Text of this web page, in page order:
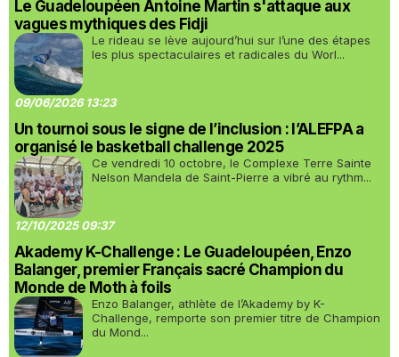
Le Guadeloupéen Antoine Martin s'attaque aux
vagues mythiques des Fidji
Le rideau se lève aujourd’hui sur l’une des étapes
les plus spectaculaires et radicales du Worl...
09/06/2026 13:23
Un tournoi sous le signe de l’inclusion : l’ALEFPA a
organisé le basketball challenge 2025
Ce vendredi 10 octobre, le Complexe Terre Sainte
Nelson Mandela de Saint-Pierre a vibré au rythm...
12/10/2025 09:37
Akademy K-Challenge : Le Guadeloupéen, Enzo
Balanger, premier Français sacré Champion du
Monde de Moth à foils
Enzo Balanger, athlète de l’Akademy by K-
Challenge, remporte son premier titre de Champion
du Mond...